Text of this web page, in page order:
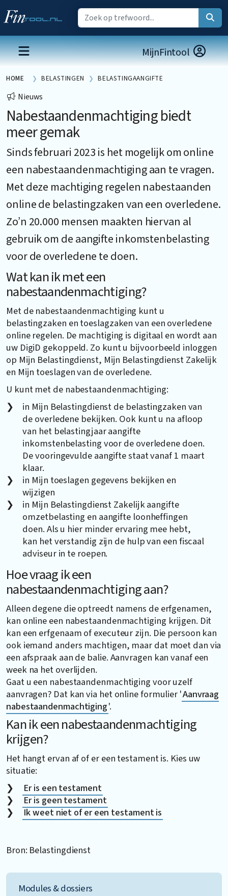
MijnFintool
HOME BELASTINGEN BELASTINGAANGIFTE
Nieuws
Nabestaandenmachtiging biedt
meer gemak
Sinds februari 2023 is het mogelijk om online
een nabestaandenmachtiging aan te vragen.
Met deze machtiging regelen nabestaanden
online de belastingzaken van een overledene.
Zo’n 20.000 mensen maakten hiervan al
gebruik om de aangifte inkomstenbelasting
voor de overledene te doen.
Wat kan ik met een
nabestaandenmachtiging?
Met de nabestaandenmachtiging kunt u
belastingzaken en toeslagzaken van een overledene
online regelen. De machtiging is digitaal en wordt aan
uw DigiD gekoppeld. Zo kunt u bijvoorbeeld inloggen
op Mijn Belastingdienst, Mijn Belastingdienst Zakelijk
en Mijn toeslagen van de overledene.
U kunt met de nabestaandenmachtiging:
in Mijn Belastingdienst de belastingzaken van
de overledene bekijken. Ook kunt u na afloop
van het belastingjaar aangifte
inkomstenbelasting voor de overledene doen.
De vooringevulde aangifte staat vanaf 1 maart
klaar.
in Mijn toeslagen gegevens bekijken en
wijzigen
in Mijn Belastingdienst Zakelijk aangifte
omzetbelasting en aangifte loonheffingen
doen. Als u hier minder ervaring mee hebt,
kan het verstandig zijn de hulp van een fiscaal
adviseur in te roepen.
Hoe vraag ik een
nabestaandenmachtiging aan?
Alleen degene die optreedt namens de erfgenamen,
kan online een nabestaandenmachtiging krijgen. Dit
kan een erfgenaam of executeur zijn. Die persoon kan
ook iemand anders machtigen, maar dat moet dan via
een afspraak aan de balie. Aanvragen kan vanaf een
week na het overlijden.
Gaat u een nabestaandenmachtiging voor uzelf
aanvragen? Dat kan via het online formulier 'Aanvraag
nabestaandenmachtiging'.
Kan ik een nabestaandenmachtiging
krijgen?
Het hangt ervan af of er een testament is. Kies uw
situatie:
Er is een testament
Er is geen testament
Ik weet niet of er een testament is
Bron: Belastingdienst
Modules & dossiers